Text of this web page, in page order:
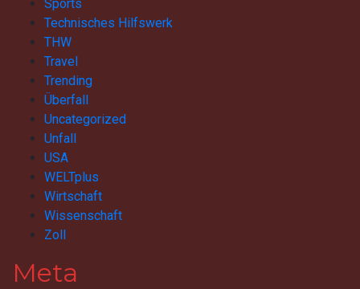
Sports
Technisches Hilfswerk
THW
Travel
Trending
Überfall
Uncategorized
Unfall
USA
WELTplus
Wirtschaft
Wissenschaft
Zoll
Meta